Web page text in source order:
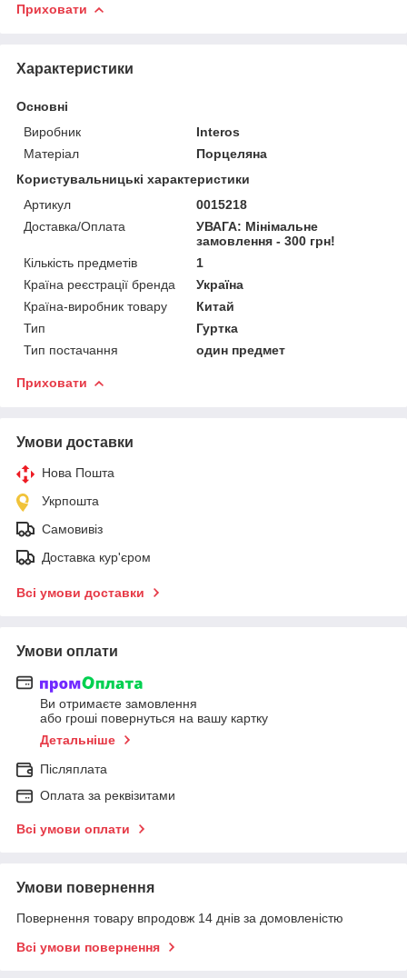
Приховати
Характеристики
Основні
Виробник
Interos
Матеріал
Порцеляна
Користувальницькі характеристики
Артикул
0015218
Доставка/Оплата
УВАГА: Мінімальне
замовлення - 300 грн!
Кількість предметів
1
Країна реєстрації бренда
Україна
Країна-виробник товару
Китай
Тип
Гуртка
Тип постачання
один предмет
Приховати
Умови доставки
Нова Пошта
Укрпошта
Самовивіз
Доставка кур'єром
Всі умови доставки
Умови оплати
Ви отримаєте замовлення
або гроші повернуться на вашу картку
Детальніше
Післяплата
Оплата за реквізитами
Всі умови оплати
Умови повернення
Повернення товару впродовж 14 днів за домовленістю
Всі умови повернення